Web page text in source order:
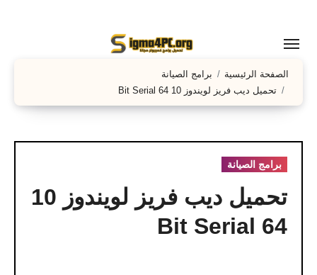
المحتوى
الصفحة الرئيسية
برامج الصيانة
تحميل ديب فريز لويندوز 10 64 Bit Serial
برامج الصيانة
تحميل ديب فريز لويندوز 10
64 Bit Serial